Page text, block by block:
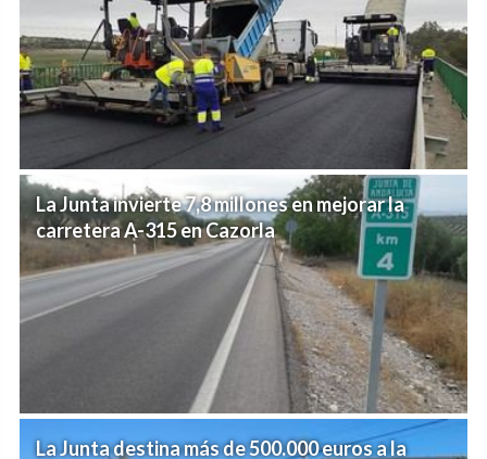
La Junta invierte 7,8 millones en mejorar la
carretera A-315 en Cazorla
La Junta destina más de 500.000 euros a la